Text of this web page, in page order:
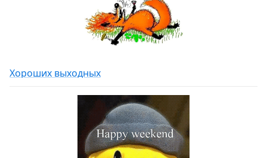
Хороших выходных